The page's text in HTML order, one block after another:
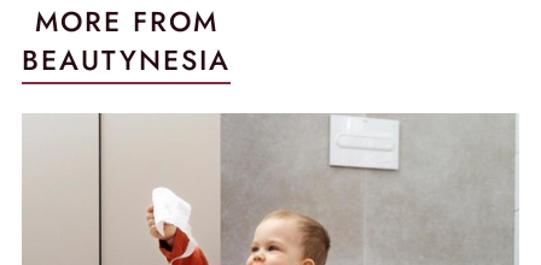
MORE FROM
BEAUTYNESIA